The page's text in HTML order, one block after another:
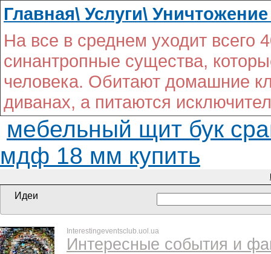
Главная\ Услуги\
На все в среднем уходит всего
синантропные существа,
человека. Обитают домашние
диванах, а питаются
мебельный щит бук
мдф 18 мм купить
Идеи
Interestingeventsclub.uol.ua
Интересные события и